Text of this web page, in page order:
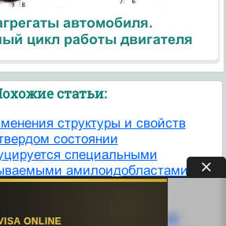
автомобиля.
цикл работы двигателя
статьи:
структуры и свойств
состоянии
специальными
амилоидобластами.
клетки.
2. Ядро реснитчатой